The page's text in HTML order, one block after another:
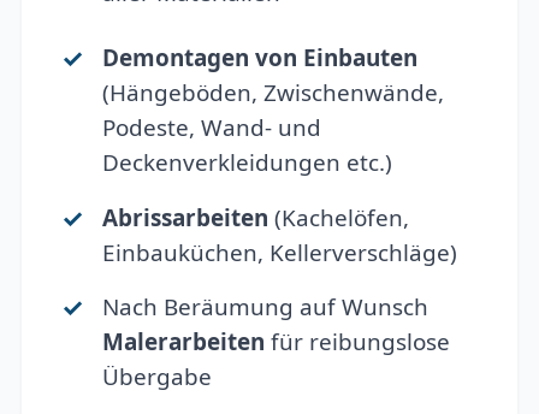
Demontagen von Einbauten
(Hängeböden, Zwischenwände,
Podeste, Wand- und
Deckenverkleidungen etc.)
Abrissarbeiten (Kachelöfen,
Einbauküchen, Kellerverschläge)
Nach Beräumung auf Wunsch
Malerarbeiten für reibungslose
Übergabe